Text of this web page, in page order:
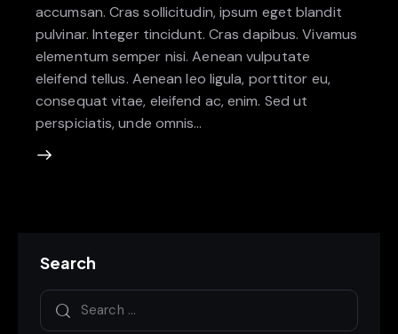
accumsan. Cras sollicitudin, ipsum eget blandit
pulvinar. Integer tincidunt. Cras dapibus. Vivamus
elementum semper nisi. Aenean vulputate
eleifend tellus. Aenean leo ligula, porttitor eu,
consequat vitae, eleifend ac, enim. Sed ut
perspiciatis, unde omnis…
Search